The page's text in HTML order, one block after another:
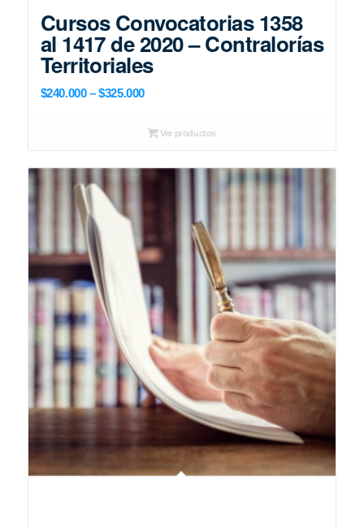
Cursos Convocatorias 1358
al 1417 de 2020 – Contralorías
Territoriales
$240.000 – $325.000Price
$240.000
through
$325.000
Ver productos